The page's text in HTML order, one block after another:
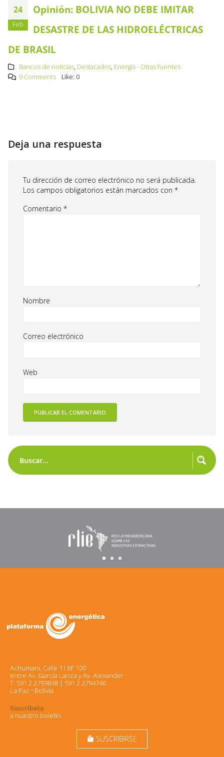
24
Feb
Opinión: BOLIVIA NO DEBE IMITAR
DESASTRE DE LAS HIDROELÉCTRICAS
DE BRASIL
Bancos de noticias, Destacados, Energía - Otras fuentes
0 Comments
Like: 0
Deja una respuesta
Tu dirección de correo electrónico no será publicada.
Los campos obligatorios están marcados con *
Comentario *
Nombre
Correo electrónico
Web
Achumani, Calle 11 Nº 100
entre Av. García Lanza y Av. Alexander
T: 591 2 2799848 | 591 2 2794740
La Paz • Bolivia
Suscríbete
a nuestro boletín
markunread_mailbox SUSCRIBIRSE